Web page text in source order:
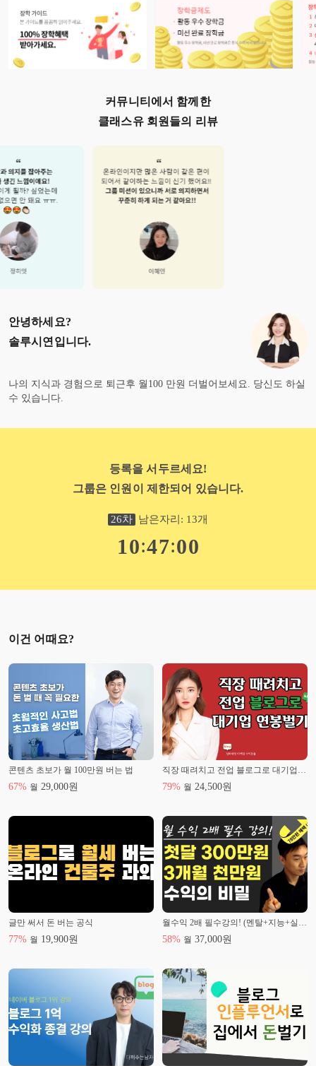
커뮤니티에서 함께한
클래스유 회원들의 리뷰
안녕하세요?
솔루시연 입니다.
나의 지식과 경험으로 퇴근후 월100 만원 더벌어보세요. 당신도 하실
수 있습니다.
등록을 서두르세요!
그룹은 인원이 제한되어 있습니다.
26차 남은자리: 13개
1 0:46:58
이건 어때요?
콘텐츠 초보가 월 100만원 버는 법
67% 월 29,000원
직장 때려치고 전업 블로그로 대기업 연봉벌기!
79% 월 24,500원
글만 써서 돈 버는 공식
77% 월 19,900원
월수익 2배 필수강의! (멘탈+지능+실행)자기변화3종 셋트
58% 월 37,000원